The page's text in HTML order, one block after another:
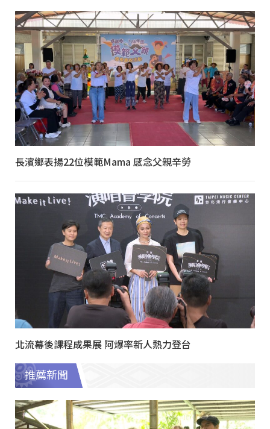
長濱鄉表揚22位模範Mama 感念父親辛勞
北流幕後課程成果展 阿爆率新人熱力登台
推薦新聞